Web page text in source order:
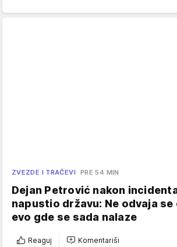
ZVEZDE I TRAČEVI PRE 54 MIN
Dejan Petrović nakon
napustio državu: Ne odvaja se
evo gde se sada nalaze
Reaguj Komentariši